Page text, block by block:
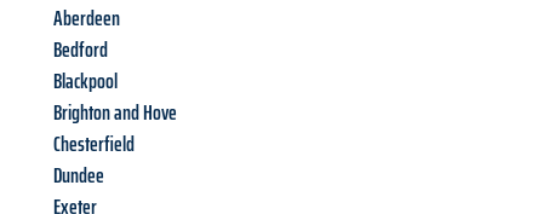
Aberdeen
Bedford
Blackpool
Brighton and Hove
Chesterfield
Dundee
Exeter